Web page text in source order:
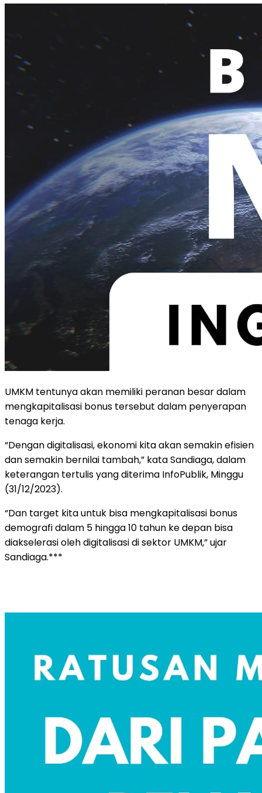
UMKM tentunya akan memiliki peranan besar dalam
mengkapitalisasi bonus tersebut dalam penyerapan
tenaga kerja.
“Dengan digitalisasi, ekonomi kita akan semakin efisien
dan semakin bernilai tambah,” kata Sandiaga, dalam
keterangan tertulis yang diterima InfoPublik, Minggu
(31/12/2023).
“Dan target kita untuk bisa mengkapitalisasi bonus
demografi dalam 5 hingga 10 tahun ke depan bisa
diakselerasi oleh digitalisasi di sektor UMKM,” ujar
Sandiaga.***